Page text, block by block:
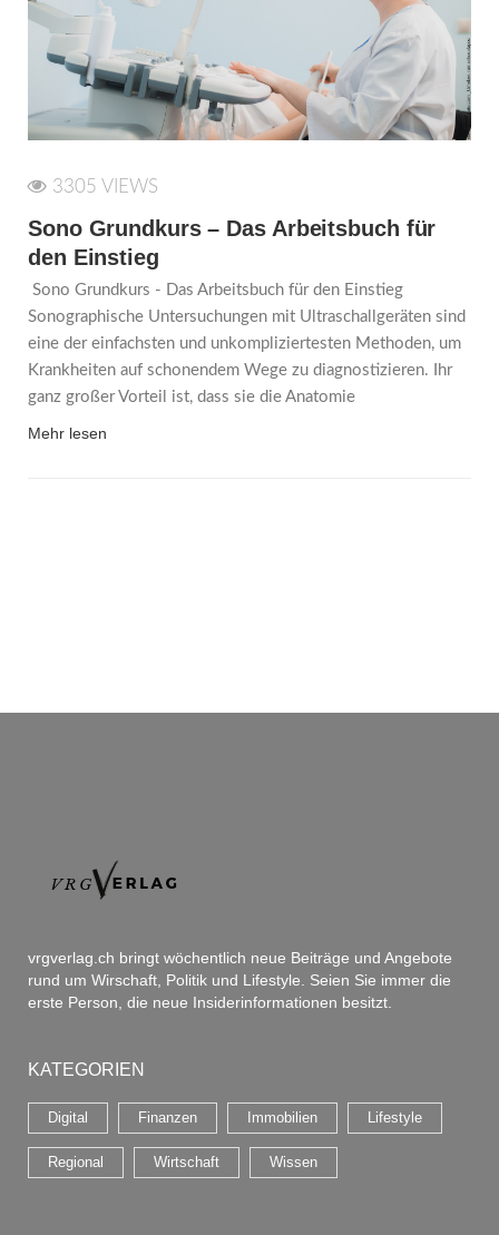
3305 VIEWS
Sono Grundkurs – Das Arbeitsbuch für
den Einstieg
Sono Grundkurs - Das Arbeitsbuch für den Einstieg
Sonographische Untersuchungen mit Ultraschallgeräten sind
eine der einfachsten und unkompliziertesten Methoden, um
Krankheiten auf schonendem Wege zu diagnostizieren. Ihr
ganz großer Vorteil ist, dass sie die Anatomie
Mehr lesen
vrgverlag.ch bringt wöchentlich neue Beiträge und Angebote
rund um Wirschaft, Politik und Lifestyle. Seien Sie immer die
erste Person, die neue Insiderinformationen besitzt.
KATEGORIEN
Digital Finanzen Immobilien Lifestyle
Regional Wirtschaft Wissen